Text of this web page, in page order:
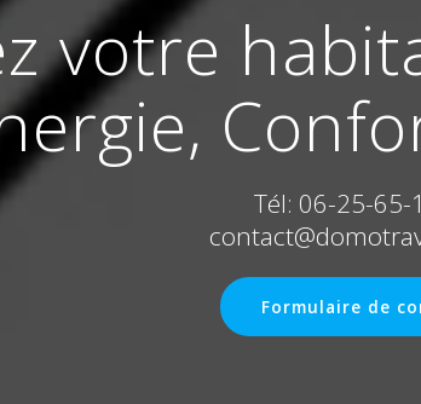
votre
Tél: 06-25-65-
Formulaire de